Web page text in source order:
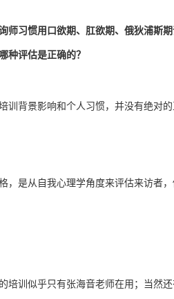
师习惯用口欲期、肛欲期、俄狄浦斯
种评估是正确的？
训背景影响和个人习惯，并没有绝对的
，是从自我心理学角度来评估来访者
培训似乎只有张海音老师在用；当然